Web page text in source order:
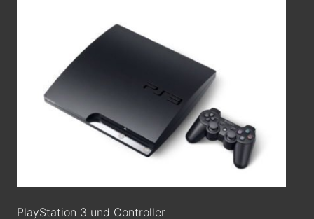
PlayStation 3 und Controller